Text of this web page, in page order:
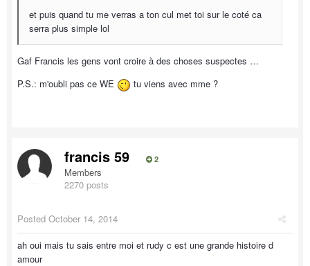
et puis quand tu me verras a ton cul met toi sur le coté ca
serra plus simple lol
Gaf Francis les gens vont croire à des choses suspectes …
P.S.: m'oubli pas ce WE
tu viens avec mme ?
francis 59 2
Members
2270 posts
Posted October 14, 2014
ah oui mais tu sais entre moi et rudy c est une grande histoire d
amour